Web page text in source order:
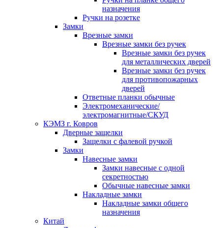
назначения
Ручки на розетке
Замки
Врезные замки
Врезные замки без ручек
Врезные замки без ручек
для металлических дверей
Врезные замки без ручек
для противопожарных
дверей
Ответные планки обычные
Электромеханические/
электромагнитные/СКУД
КЭМЗ г. Ковров
Дверные защелки
Защелки с фалевой ручкой
Замки
Навесные замки
Замки навесные с одной
секретностью
Обычные навесные замки
Накладные замки
Накладные замки общего
назначения
Китай